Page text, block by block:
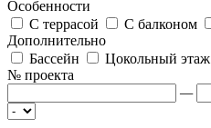
Особенности
С террасой
С балконом
Дополнительно
Бассейн
Цокольный этаж
№ проекта
—